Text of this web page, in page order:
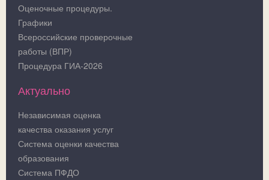
Оценочные процедуры.
Графики
Всероссийские проверочные
работы (ВПР)
Процедура ГИА-2026
Актуально
Независимая оценка
качества оказания услуг
Система оценки качества
образования
Система ПФДО